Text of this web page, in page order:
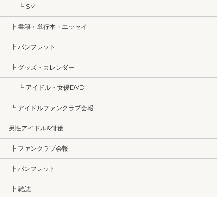
┗ SM
┣ 書籍・単行本・エッセイ
┣ パンフレット
┣ グッズ・カレンダー
┗ アイドル・女優DVD
┗ アイドルファンクラブ会報
男性アイドル&俳優
┣ ファンクラブ会報
┣ パンフレット
┣ 雑誌